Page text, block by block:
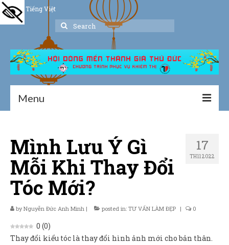
Tiếng Việt
Search
Menu
Giới thiệu
Hoạt động
Thư viện
Dịch vụ hỗ trợ
Sản Phẩm
17
TH11 2022
Mình Lưu Ý Gì
Mỗi Khi Thay Đổi
Tóc Mới?
byNguyễn Đức Anh Minh | posted in: TƯ VẤN LÀM ĐẸP | 0
0 (0)
Thay đổi kiểu tóc là thay đổi hình ảnh mới cho bản thân.